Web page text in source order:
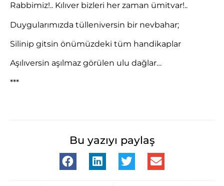
Rabbimiz!.. Kılıver bizleri her zaman ümitvar!..
Duygularımızda tülleniversin bir nevbahar;
Silinip gitsin önümüzdeki tüm handikaplar
Aşılıversin aşılmaz görülen ulu dağlar…
***
Bu yazıyı paylaş